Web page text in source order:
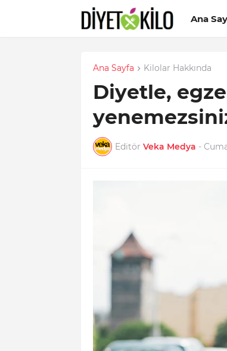
Ana
Ana Sayfa Kilolar Hakkında
Diyetle,
Editör Veka Medya -